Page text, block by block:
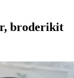
broderikit